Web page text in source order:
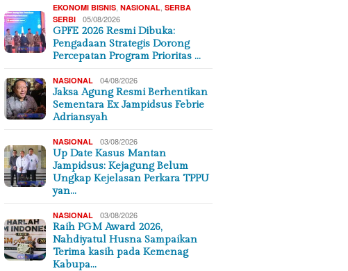
EKONOMI BISNIS ,NASIONAL ,SERBA
SERBI
05/08/2026
GPFE 2026 Resmi Dibuka:
Pengadaan Strategis Dorong
Percepatan Program Prioritas …
NASIONAL 04/08/2026
Jaksa Agung Resmi Berhentikan
Sementara Ex Jampidsus Febrie
Adriansyah
NASIONAL 03/08/2026
Up Date Kasus Mantan
Jampidsus: Kejagung Belum
Ungkap Kejelasan Perkara TPPU
yan…
NASIONAL 03/08/2026
Raih PGM Award 2026,
Nahdiyatul Husna Sampaikan
Terima kasih pada Kemenag
Kabupa…